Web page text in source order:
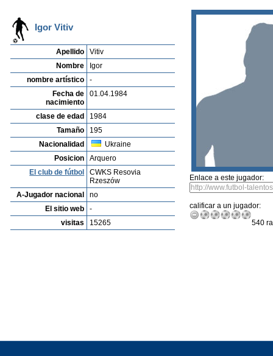
Igor Vitiv
Apellido
Vitiv
Nombre
Igor
nombre artístico
-
Fecha de
nacimiento
01.04.1984
clase de edad
1984
Tamaño
195
Nacionalidad
Ukraine
Posicion
Arquero
El club de fútbol
CWKS Resovia
Rzeszów
A-Jugador nacional
no
El sitio web
-
visitas
15265
Enlace a este jugador:
calificar a un jugador:
540